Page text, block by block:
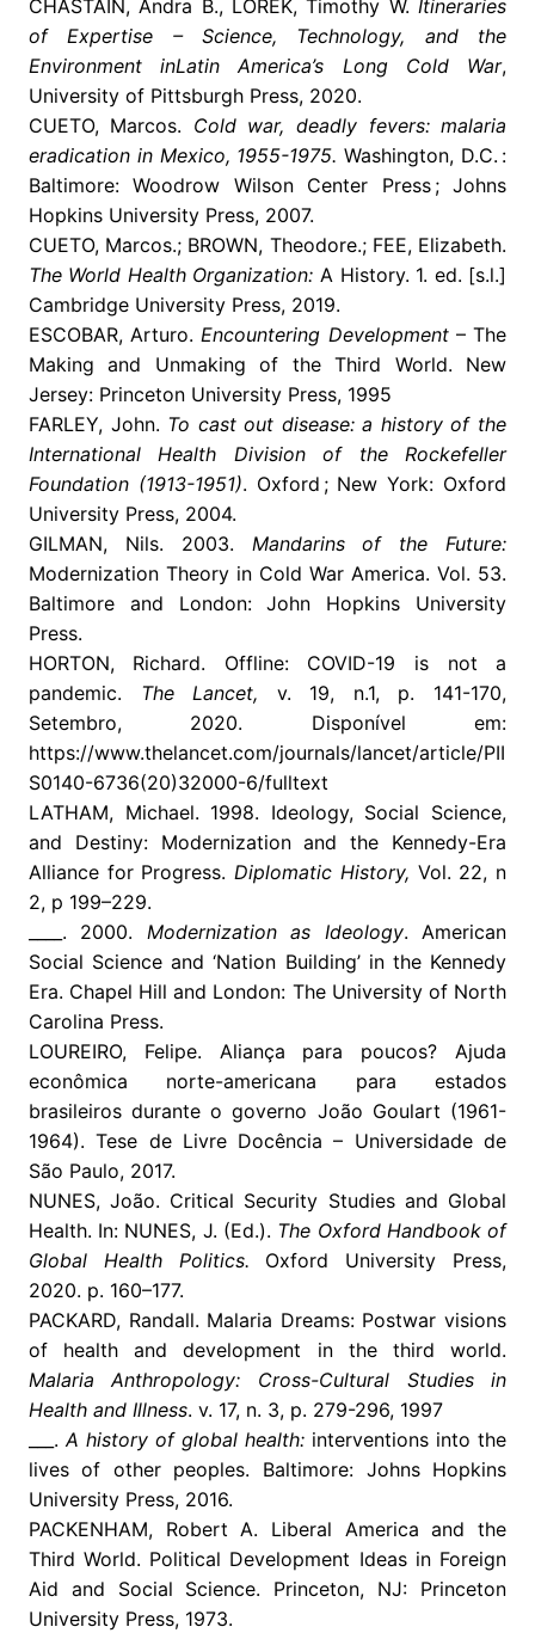
CHASTAIN, Andra B., LOREK, Timothy W.Itineraries
of Expertise – Science, Technology, and the
Environment inLatin America’s Long Cold War,
University of Pittsburgh Press, 2020.
CUETO, Marcos. Cold war, deadly fevers: malaria
eradication in Mexico, 1955-1975. Washington, D.C. :
Baltimore: Woodrow Wilson Center Press ; Johns
Hopkins University Press, 2007.
CUETO, Marcos.; BROWN, Theodore.; FEE, Elizabeth.
The World Health Organization: A History. 1. ed. [s.l.]
Cambridge University Press, 2019.
ESCOBAR, Arturo.Encountering Development– The
Making and Unmaking of the Third World. New
Jersey: Princeton University Press, 1995
FARLEY, John. To cast out disease: a history of the
International Health Division of the Rockefeller
Foundation (1913-1951). Oxford ; New York: Oxford
University Press, 2004.
GILMAN, Nils. 2003. Mandarins of the Future:
Modernization Theory in Cold War America. Vol. 53.
Baltimore and London: John Hopkins University
Press.
HORTON, Richard. Offline: COVID-19 is not a
pandemic. The Lancet, v. 19, n.1, p. 141-170,
Setembro, 2020. Disponível em:
https://www.thelancet.com/journals/lancet/article/PII
S0140-6736(20)32000-6/fulltext
LATHAM, Michael. 1998. Ideology, Social Science,
and Destiny: Modernization and the Kennedy-Era
Alliance for Progress.Diplomatic History, Vol. 22, n
2, p 199–229.
____. 2000. Modernization as Ideology. American
Social Science and ‘Nation Building’ in the Kennedy
Era. Chapel Hill and London: The University of North
Carolina Press.
LOUREIRO, Felipe. Aliança para poucos? Ajuda
econômica norte-americana para estados
brasileiros durante o governo João Goulart (1961-
1964). Tese de Livre Docência – Universidade de
São Paulo, 2017.
NUNES, João. Critical Security Studies and Global
Health. In: NUNES, J. (Ed.). The Oxford Handbook of
Global Health Politics. Oxford University Press,
2020. p. 160–177.
PACKARD, Randall. Malaria Dreams: Postwar visions
of health and development in the third world.
Malaria Anthropology: Cross-Cultural Studies in
Health and Illness. v. 17, n. 3, p. 279-296, 1997
___.A history of global health: interventions into the
lives of other peoples. Baltimore: Johns Hopkins
University Press, 2016.
PACKENHAM, Robert A. Liberal America and the
Third World. Political Development Ideas in Foreign
Aid and Social Science. Princeton, NJ: Princeton
University Press, 1973.